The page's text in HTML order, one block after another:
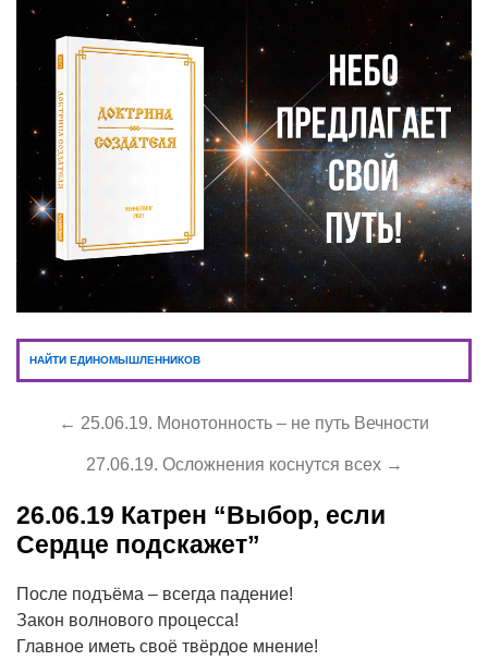
НАЙТИ ЕДИНОМЫШЛЕННИКОВ
← 25.06.19. Монотонность – не путь Вечности
27.06.19. Осложнения коснутся всех →
26.06.19 Катрен “Выбор, если
Сердце подскажет”
После подъёма – всегда падение!
Закон волнового процесса!
Главное иметь своё твёрдое мнение!